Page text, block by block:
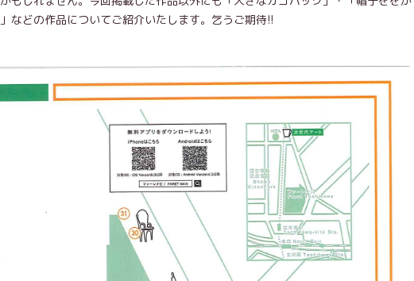
などの作品についてご紹介いたします。乞うご期待!!